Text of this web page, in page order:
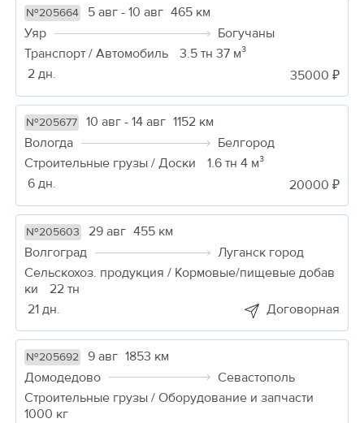
№205664 5 авг - 10 авг 465 км
Уяр
Богучаны
Транспорт / Автомобиль
3.5 тн 37 м³
2 дн.
35000 ₽
№205677 10 авг - 14 авг 1152 км
Вологда
Белгород
Строительные грузы / Доски
1.6 тн 4 м³
6 дн.
20000 ₽
№205603 29 авг 455 км
Волгоград
Луганск город
Сельскохоз. продукция / Кормовые/пищевые добав
ки
22 тн
21 дн.
Договорная
№205692 9 авг 1853 км
Домодедово
Севастополь
Строительные грузы / Оборудование и запчасти
1000 кг